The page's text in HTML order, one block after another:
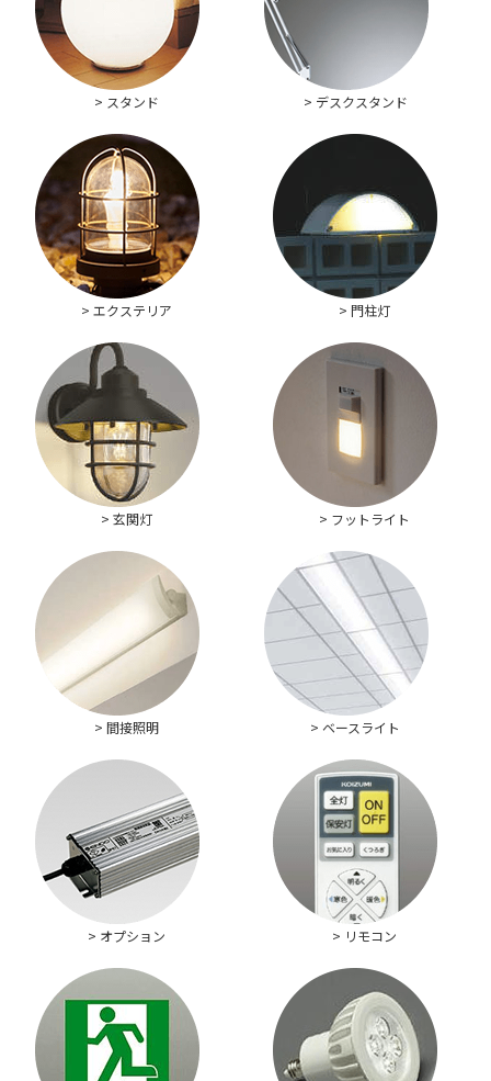
> スタンド > デスクスタンド
> エクステリア > 門柱灯
> 玄関灯 > フットライト
> 間接照明 > ベースライト
> オプション > リモコン